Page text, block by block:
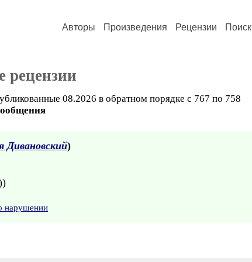
Авторы Произведения Рецензии Поиск
рецензии
08.2026 в обратном порядке с 767 по 758
Дивановский)
нарушении